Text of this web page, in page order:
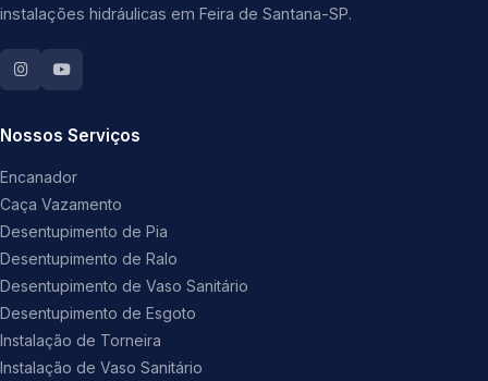
instalações hidráulicas em Feira de Santana-SP.
Nossos Serviços
Encanador
Caça Vazamento
Desentupimento de Pia
Desentupimento de Ralo
Desentupimento de Vaso Sanitário
Desentupimento de Esgoto
Instalação de Torneira
Instalação de Vaso Sanitário